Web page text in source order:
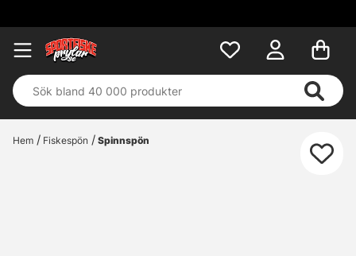
Hem Fiskespön Spinnspön